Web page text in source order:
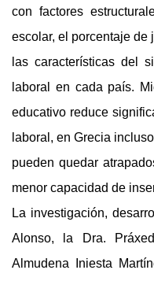
con factores
escolar, el porcentaje de
las características del
laboral en cada país.
educativo reduce
laboral, en Grecia
pueden quedar
menor capacidad de
La investigación,
Alonso, la Dra.
Almudena Iniesta